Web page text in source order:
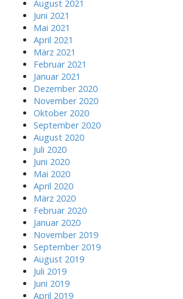
August 2021
Juni 2021
Mai 2021
April 2021
März 2021
Februar 2021
Januar 2021
Dezember 2020
November 2020
Oktober 2020
September 2020
August 2020
Juli 2020
Juni 2020
Mai 2020
April 2020
März 2020
Februar 2020
Januar 2020
November 2019
September 2019
August 2019
Juli 2019
Juni 2019
April 2019